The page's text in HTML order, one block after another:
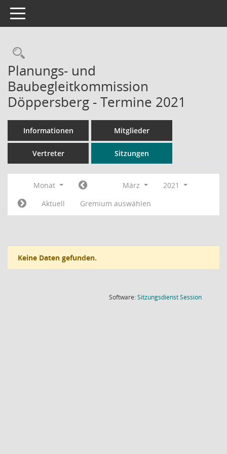
Toggle navigation
Rechercheauswahl
Planungs- und
Baubegleitkommission
Döppersberg - Termine 2021
Informationen Mitglieder
Vertreter Sitzungen
Monat März
2021
Aktuell
Gremium auswählen
Keine Daten gefunden.
Software:SitzungsdienstSession(Wird in